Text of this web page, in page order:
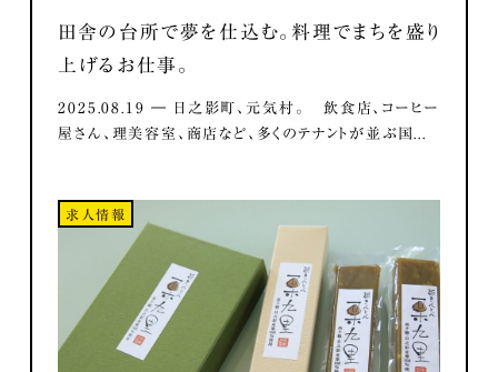
田舎の台所で夢を仕込む。料理でまちを盛り
上げるお仕事。
2025.08.19 ― 日之影町、元気村。 飲食店、コーヒー
屋さん、理美容室、商店など、多くのテナントが並ぶ国...
求人情報